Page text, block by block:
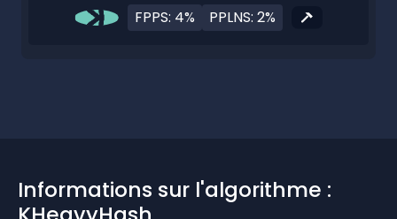
FPPS: 4% PPLNS: 2%
Informations sur l'algorithme :